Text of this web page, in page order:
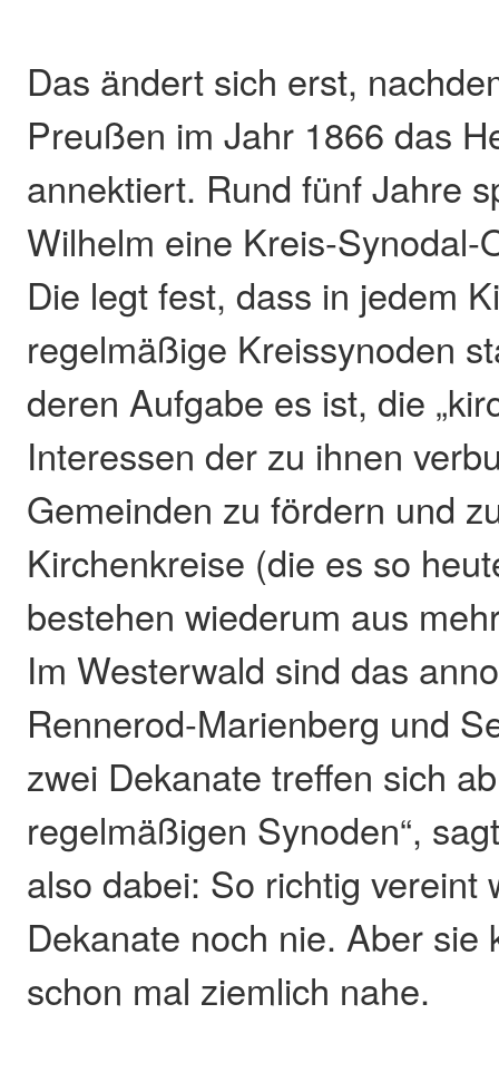
Das ändert sich erst,
Preußen im Jahr 1866 das
annektiert. Rund fünf Jahre
Wilhelm eine Kreis-Synodal-
Die legt fest, dass in jedem
regelmäßige Kreissynoden
deren Aufgabe es ist, die
Interessen der zu ihnen
Gemeinden zu fördern und
Kirchenkreise (die es so
bestehen wiederum aus
Im Westerwald sind das
Rennerod-Marienberg und
zwei Dekanate treffen sich
regelmäßigen Synoden“,
also dabei: So richtig vereint
Dekanate noch nie. Aber sie
schon mal ziemlich nahe.